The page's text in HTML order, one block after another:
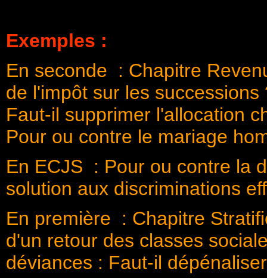
Exemples :
En seconde : Chapitre
de l'impôt sur les
Faut-il supprimer l'allocation
Pour ou contre le mariage
En ECJS : Pour ou contre la
solution aux discriminations
En première : Chapitre
d'un retour des classes
déviances : Faut-il